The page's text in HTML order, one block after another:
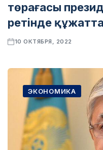
төрағасы
ретінде
10 ОКТЯБРЯ, 2022
ЭКОНОМИКА